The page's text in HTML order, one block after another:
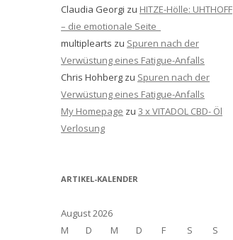
Claudia Georgi zu HITZE-Hölle: UHTHOFF
– die emotionale Seite
multiplearts zu Spuren nach der
Verwüstung eines Fatigue-Anfalls
Chris Hohberg zu Spuren nach der
Verwüstung eines Fatigue-Anfalls
My Homepage zu 3 x VITADOL CBD- Öl
Verlosung
ARTIKEL-KALENDER
August 2026
M
D M D F S
S